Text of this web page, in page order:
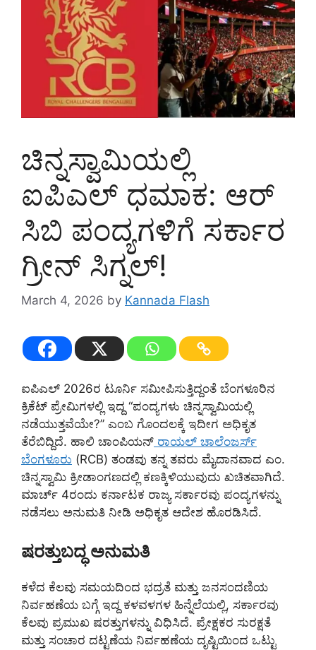
ಚಿನ್ನಸ್ವಾಮಿಯಲ್ಲಿ
ಐಪಿಎಲ್ ಧಮಾಕ: ಆರ್
ಸಿಬಿ ಪಂದ್ಯಗಳಿಗೆ ಸರ್ಕಾರ
ಗ್ರೀನ್ ಸಿಗ್ನಲ್!
March 4, 2026 by Kannada Flash
ಐಪಿಎಲ್ 2026ರ ಟೂರ್ನಿ ಸಮೀಪಿಸುತ್ತಿದ್ದಂತೆ ಬೆಂಗಳೂರಿನ
ಕ್ರಿಕೆಟ್ ಪ್ರೇಮಿಗಳಲ್ಲಿ ಇದ್ದ “ಪಂದ್ಯಗಳು ಚಿನ್ನಸ್ವಾಮಿಯಲ್ಲಿ
ನಡೆಯುತ್ತವೆಯೇ?” ಎಂಬ ಗೊಂದಲಕ್ಕೆ ಇದೀಗ ಅಧಿಕೃತ
ತೆರೆಬಿದ್ದಿದೆ. ಹಾಲಿ ಚಾಂಪಿಯನ್ ರಾಯಲ್ ಚಾಲೆಂಜರ್ಸ್
ಬೆಂಗಳೂರು (RCB) ತಂಡವು ತನ್ನ ತವರು ಮೈದಾನವಾದ ಎಂ.
ಚಿನ್ನಸ್ವಾಮಿ ಕ್ರೀಡಾಂಗಣದಲ್ಲಿ ಕಣಕ್ಕಿಳಿಯುವುದು ಖಚಿತವಾಗಿದೆ.
ಮಾರ್ಚ್ 4ರಂದು ಕರ್ನಾಟಕ ರಾಜ್ಯ ಸರ್ಕಾರವು ಪಂದ್ಯಗಳನ್ನು
ನಡೆಸಲು ಅನುಮತಿ ನೀಡಿ ಅಧಿಕೃತ ಆದೇಶ ಹೊರಡಿಸಿದೆ.
ಷರತ್ತುಬದ್ಧ ಅನುಮತಿ
ಕಳೆದ ಕೆಲವು ಸಮಯದಿಂದ ಭದ್ರತೆ ಮತ್ತು ಜನಸಂದಣಿಯ
ನಿರ್ವಹಣೆಯ ಬಗ್ಗೆ ಇದ್ದ ಕಳವಳಗಳ ಹಿನ್ನೆಲೆಯಲ್ಲಿ, ಸರ್ಕಾರವು
ಕೆಲವು ಪ್ರಮುಖ ಷರತ್ತುಗಳನ್ನು ವಿಧಿಸಿದೆ. ಪ್ರೇಕ್ಷಕರ ಸುರಕ್ಷತೆ
ಮತ್ತು ಸಂಚಾರ ದಟ್ಟಣೆಯ ನಿರ್ವಹಣೆಯ ದೃಷ್ಟಿಯಿಂದ ಒಟ್ಟು